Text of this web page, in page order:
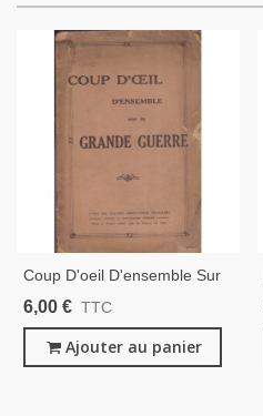
Coup D'oeil D'ensemble Sur
La Grande Guerre,
Propagande Ennemie, 1919 -
Guerre 1914 1918
6,00 € TTC
Ajouter au panier